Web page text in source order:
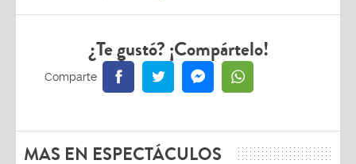
¿Te gustó? ¡Compártelo!
MAS EN ESPECTÁCULOS